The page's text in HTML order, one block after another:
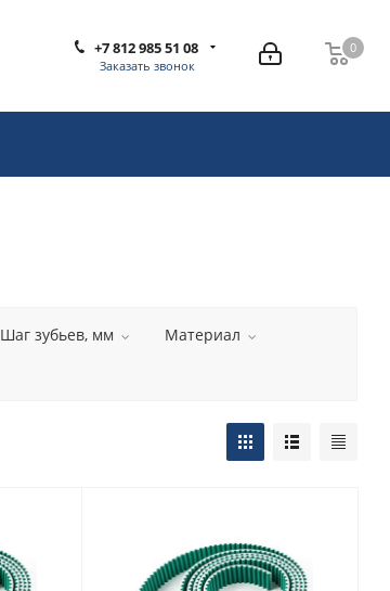
0
0
+7 812 985 51 08
Заказать звонок
Шаг зубьев, мм
Материал